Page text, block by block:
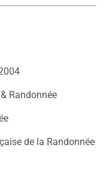
Randonnée
de la Randonnée